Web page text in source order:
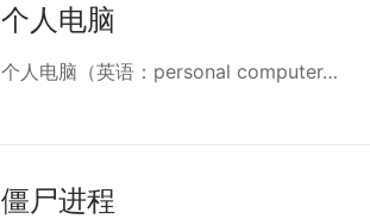
个人电脑
个人电脑（英语：personal computer…
僵尸进程